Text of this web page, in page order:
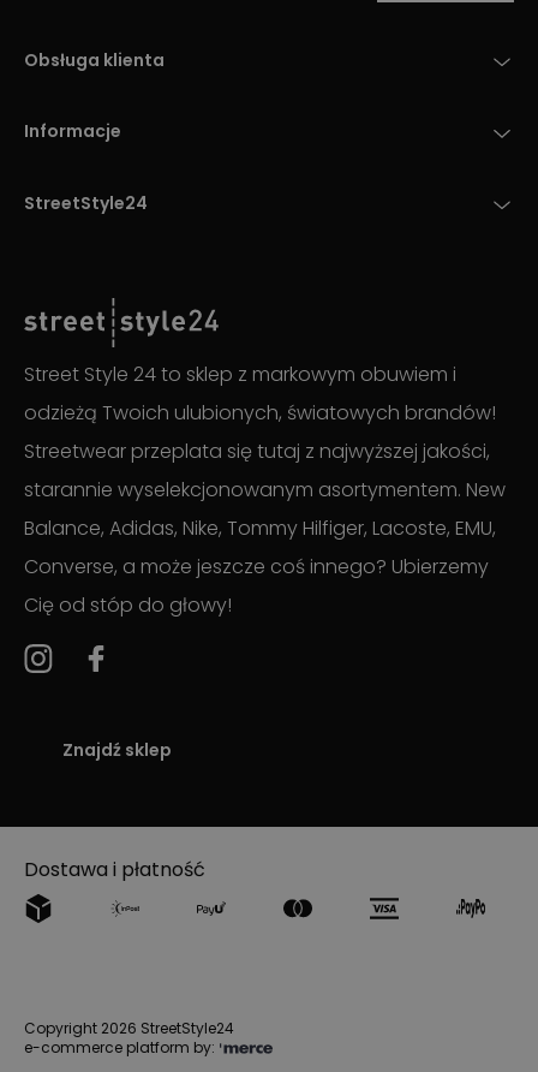
Obsługa klienta
Informacje
StreetStyle24
Street Style 24 to sklep z markowym obuwiem i
odzieżą Twoich ulubionych, światowych brandów!
Streetwear przeplata się tutaj z najwyższej jakości,
starannie wyselekcjonowanym asortymentem. New
Balance, Adidas, Nike, Tommy Hilfiger, Lacoste, EMU,
Converse, a może jeszcze coś innego? Ubierzemy
Cię od stóp do głowy!
Znajdź sklep
Dostawa i płatność
Copyright 2026 StreetStyle24
e-commerce platform by: